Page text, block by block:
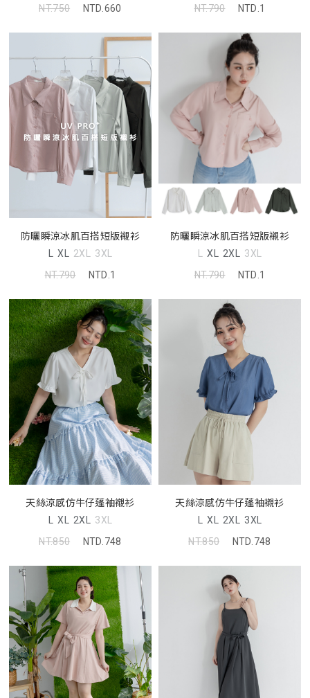
NT.750
NTD.660
NT.790
NTD.1
防曬瞬涼冰肌百搭短版襯衫
L XL 2XL 3XL
NT.790
NTD.1
防曬瞬涼冰肌百搭短版襯衫
L XL 2XL 3XL
NT.790
NTD.1
天絲涼感仿牛仔蓬袖襯衫
L XL 2XL 3XL
NT.850
NTD.748
天絲涼感仿牛仔蓬袖襯衫
L XL 2XL 3XL
NT.850
NTD.748